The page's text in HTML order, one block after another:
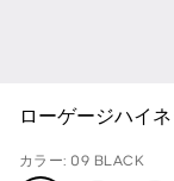
ローゲージハイ
カラー: 09 BLACK